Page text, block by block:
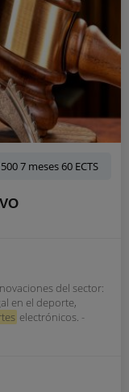
7 meses 60 ECTS
del sector:
en el deporte,
electrónicos. -